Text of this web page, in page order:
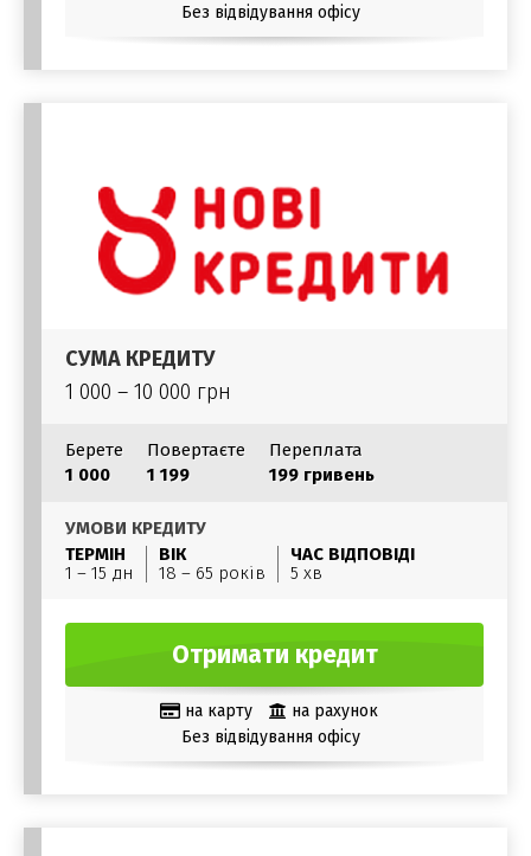
Без відвідування офісу
СУМА КРЕДИТУ
1 000 – 10 000 грн
Берете
1 000
Повертаєте
1 199
Переплата
199 гривень
УМОВИ КРЕДИТУ
ТЕРМІН
1 – 15 дн
ВІК
18 – 65 років
ЧАС ВІДПОВІДІ
5 хв
Отримати кредит
на карту
на рахунок
Без відвідування офісу